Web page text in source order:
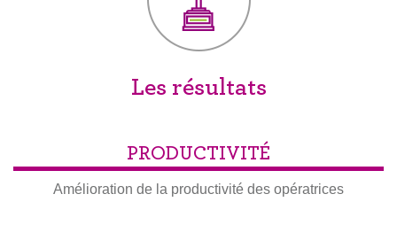
Les résultats
PRODUCTIVITÉ
Amélioration de la productivité des opératrices